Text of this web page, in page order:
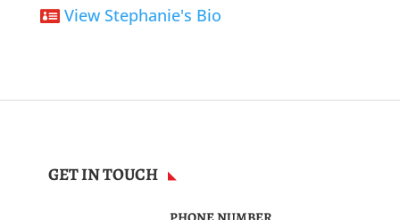
 View Stephanie's Bio
GET IN TOUCH